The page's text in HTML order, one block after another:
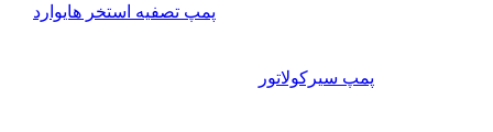
پمپ تصفیه استخر هایوارد
پمپ سیرکولاتور